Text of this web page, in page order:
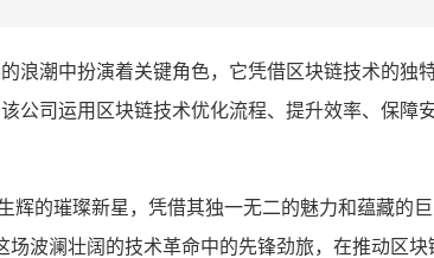
浪潮中扮演着关键角色，它凭借区块链技术的独
司运用区块链技术优化流程、提升效率、保障
的璀璨新星，凭借其独一无二的魅力和蕴藏的
波澜壮阔的技术革命中的先锋劲旅，在推动区